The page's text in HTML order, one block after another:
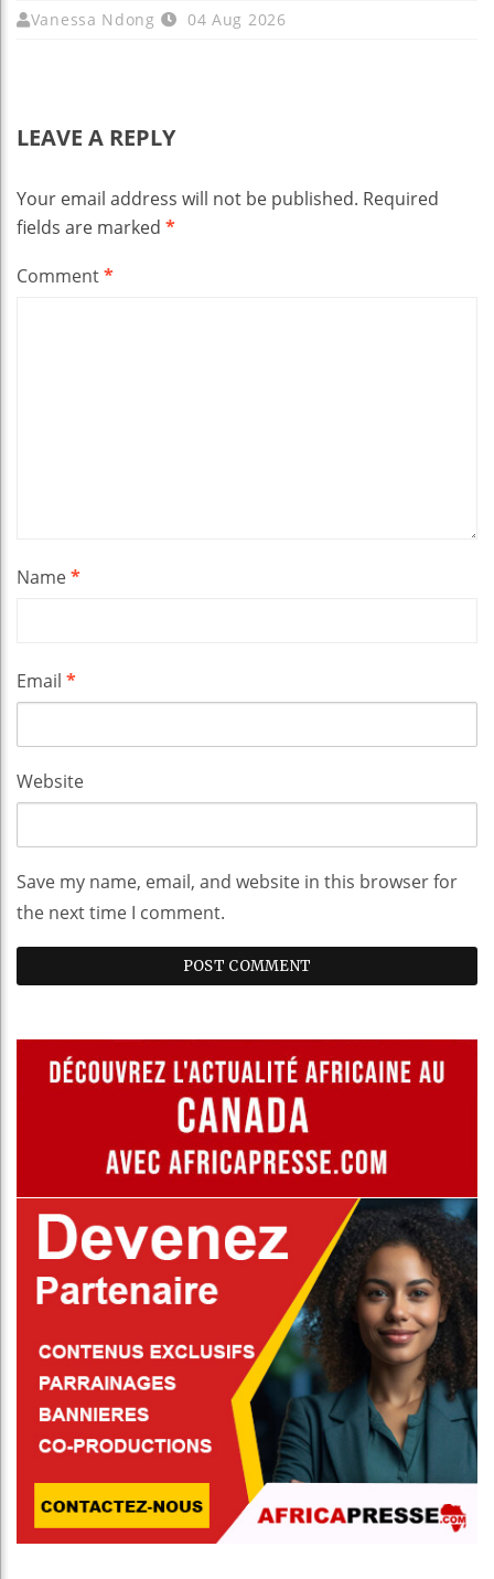
Vanessa Ndong 04 Aug 2026
LEAVE A REPLY
Your email address will not be published. Required
fields are marked *
Comment*
Name*
Email *
Website
Save my name, email, and website in this browser for
the next time I comment.